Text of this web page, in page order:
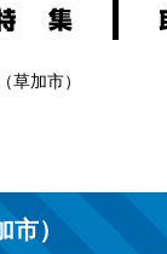
草加市）
）